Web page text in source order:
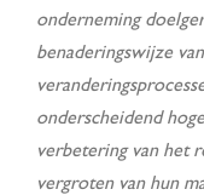
onderneming
benaderingswijze
onderscheidend
verbetering van het
vergroten van hun